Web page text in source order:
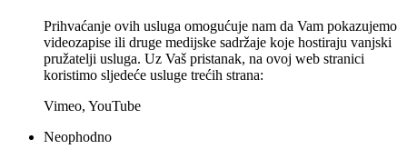
Prihvaćanje ovih usluga omogućuje nam da Vam pokazujemo
videozapise ili druge medijske sadržaje koje hostiraju vanjski
pružatelji usluga. Uz Vaš pristanak, na ovoj web stranici
koristimo sljedeće usluge trećih strana:
Vimeo, YouTube
Neophodno